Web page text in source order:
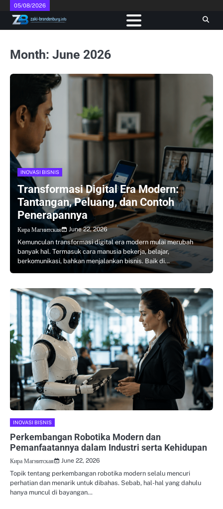
Skip
content
05/08/2026
Month: June 2026
INOVASI BISNIS
Transformasi Digital Era Modern:
Tantangan, Peluang, dan Contoh
Penerapannya
Кира Магнитская
June 22, 2026
Kemunculan transformasi digital era modern mulai merubah
banyak hal. Termasuk cara manusia bekerja, belajar,
berkomunikasi, bahkan menjalankan bisnis. Baik di…
INOVASI BISNIS
Perkembangan Robotika Modern dan
Pemanfaatannya dalam Industri serta Kehidupan
Кира Магнитская
June 22, 2026
Topik tentang perkembangan robotika modern selalu mencuri
perhatian dan menarik untuk dibahas. Sebab, hal-hal yang dahulu
hanya muncul di bayangan…